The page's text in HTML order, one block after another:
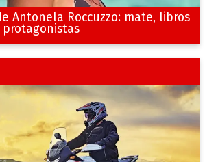
Antonela Roccuzzo: mate, libros
protagonistas